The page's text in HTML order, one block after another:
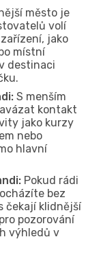
město je
volí
jako
místní
destinaci
S menším
kontakt
jako kurzy
nebo
hlavní
Pokud rádi
bez
čekají klidnější
pozorování
výhledů v